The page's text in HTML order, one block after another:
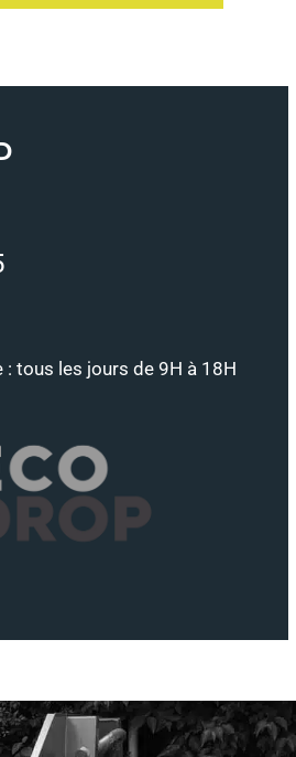
: tous les jours de 9H à 18H